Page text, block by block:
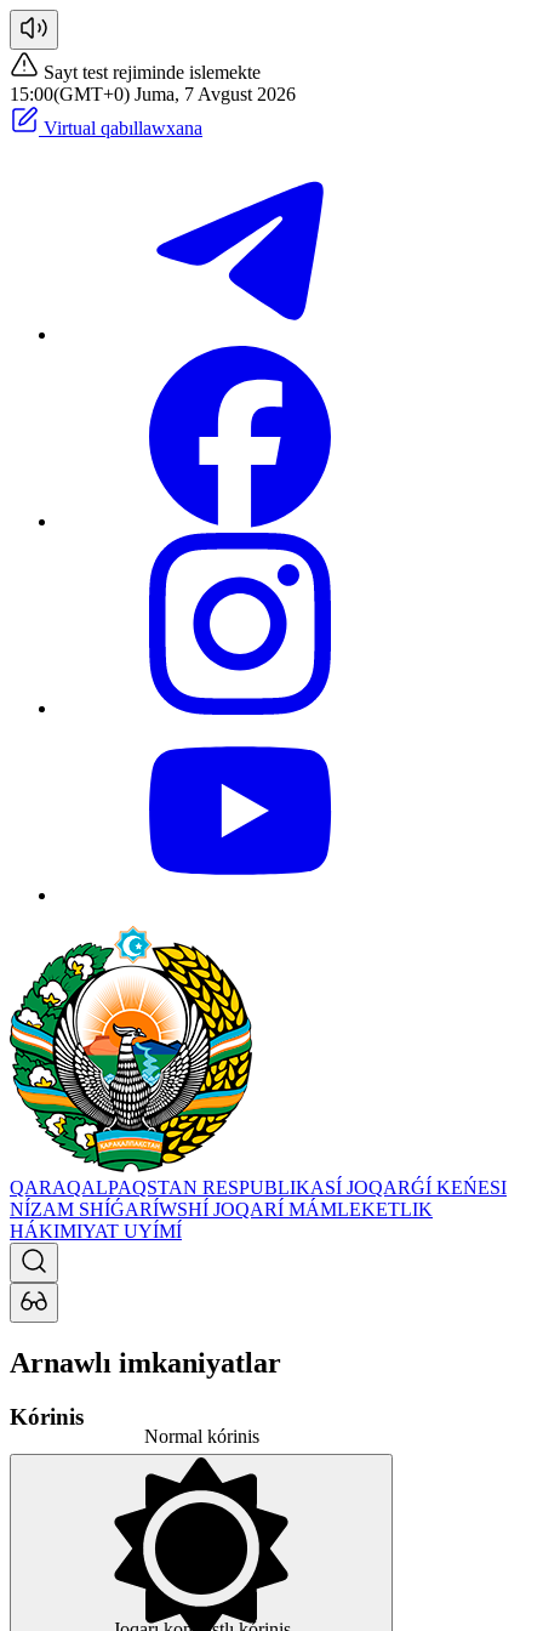
Sayt test rejiminde islemekte
15:00(GMT+0) Juma, 7 Avgust 2026
Virtual qabıllawxana
QARAQALPAQSTAN RESPUBLIKASÍ JOQARǴÍ KEŃESI
NÍZAM SHÍǴARÍWSHÍ JOQARÍ MÁMLEKETLIK
HÁKIMIYAT UYÍMÍ
Arnawlı imkaniyatlar
Kórinis
Normal kórinis